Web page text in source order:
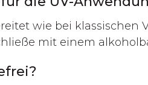
wie bei klassischen
mit einem